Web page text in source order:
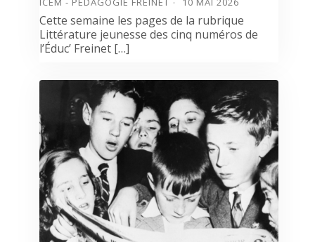
Cette semaine les pages de la rubrique
Littérature jeunesse des cinq numéros de
l’Éduc’ Freinet […]